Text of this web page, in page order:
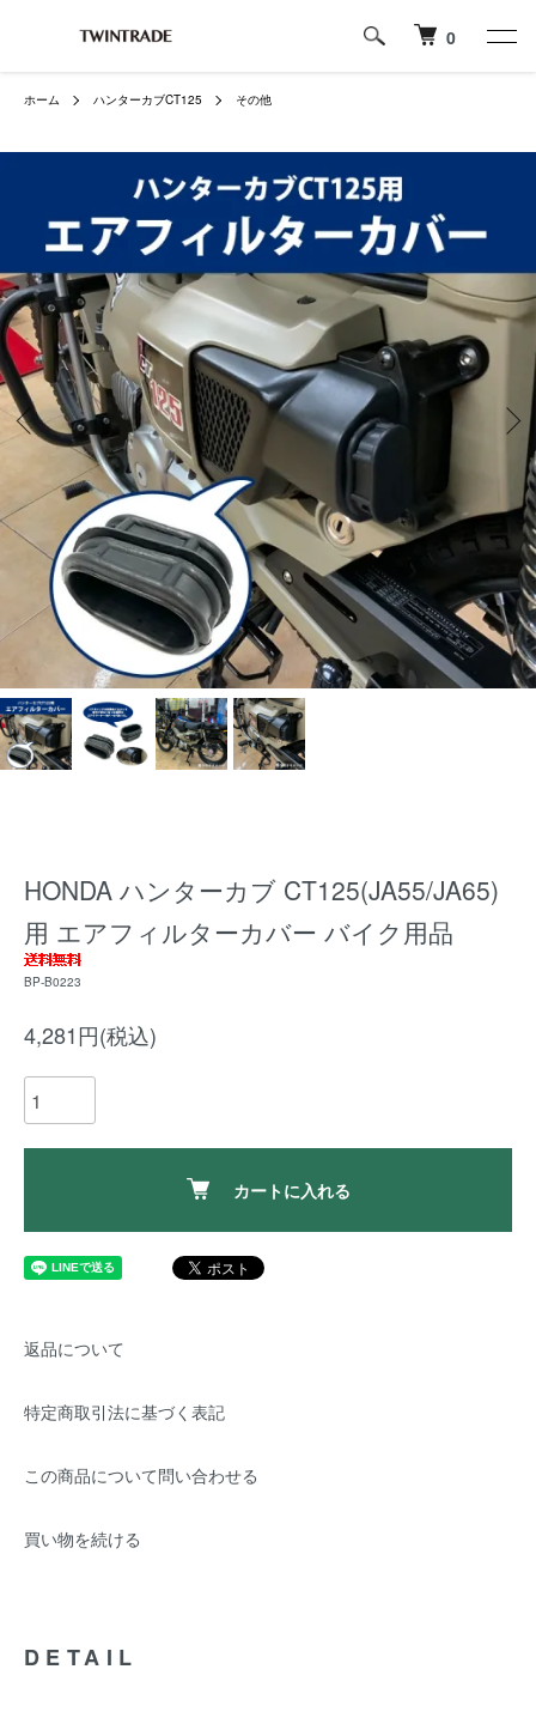
0
ホーム ハンターカブCT125 その他
HONDA ハンターカブ CT125(JA55/JA65)
用 エアフィルターカバー バイク用品
BP-B0223
4,281円(税込)
カートに入れる
返品について
特定商取引法に基づく表記
この商品について問い合わせる
買い物を続ける
DETAIL